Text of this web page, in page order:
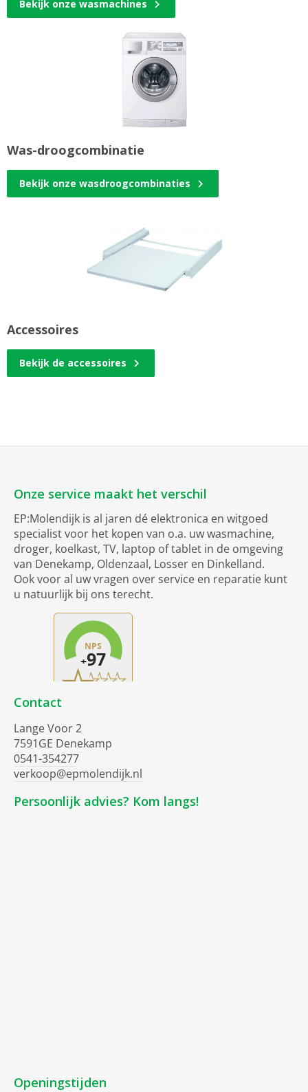
Bekijk onze wasmachines
Was-droogcombinatie
Bekijk onze wasdroogcombinaties
Accessoires
Bekijk de accessoires
Onze service maakt het verschil
EP:Molendijk is al jaren dé elektronica en witgoed
specialist voor het kopen van o.a. uw wasmachine,
droger, koelkast, TV, laptop of tablet in de omgeving
van Denekamp, Oldenzaal, Losser en Dinkelland.
Ook voor al uw vragen over service en reparatie kunt
u natuurlijk bij ons terecht.
Contact
Lange Voor 2
7591GE Denekamp
0541-354277
verkoop@epmolendijk.nl
Persoonlijk advies? Kom langs!
Openingstijden